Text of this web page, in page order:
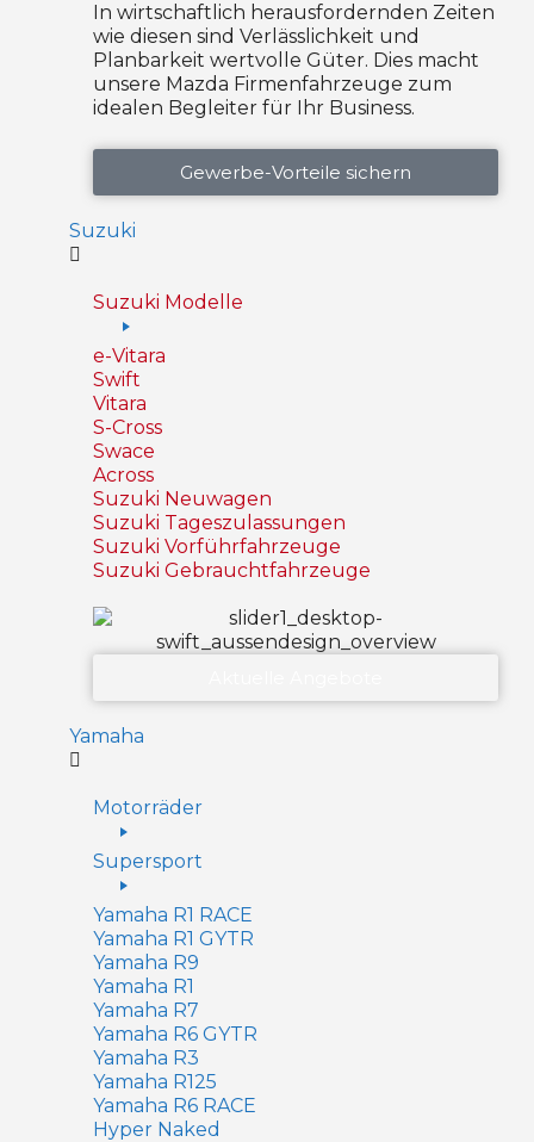
In wirtschaftlich herausfordernden Zeiten
wie diesen sind Verlässlichkeit und
Planbarkeit wertvolle Güter. Dies macht
unsere Mazda Firmenfahrzeuge zum
idealen Begleiter für Ihr Business.
Gewerbe-Vorteile sichern
Suzuki
Suzuki Modelle
e-Vitara
Swift
Vitara
S-Cross
Swace
Across
Suzuki Neuwagen
Suzuki Tageszulassungen
Suzuki Vorführfahrzeuge
Suzuki Gebrauchtfahrzeuge
Yamaha
Motorräder
Supersport
Yamaha R1 RACE
Yamaha R1 GYTR
Yamaha R9
Yamaha R1
Yamaha R7
Yamaha R6 GYTR
Yamaha R3
Yamaha R125
Yamaha R6 RACE
Hyper Naked